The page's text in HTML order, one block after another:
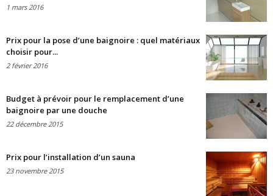
1 mars 2016
Prix pour la pose d’une baignoire : quel matériaux
choisir pour...
2 février 2016
Budget à prévoir pour le remplacement d’une
baignoire par une douche
22 décembre 2015
Prix pour l’installation d’un sauna
23 novembre 2015